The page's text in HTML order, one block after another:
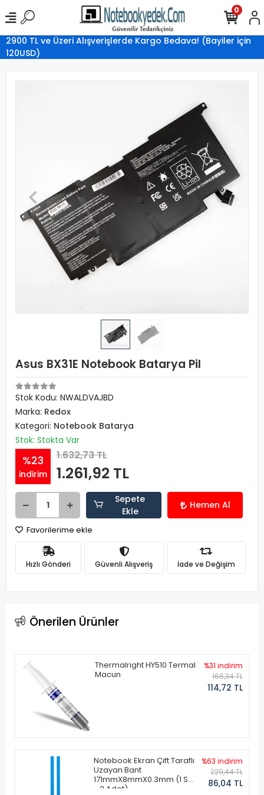
2900 TL ve Üzeri Alışverişlerde Kargo Bedava! (Bayiler için
120USD)
0
Asus BX31E Notebook Batarya Pil
Stok Kodu: NWALDVAJBD
Marka: Redox
Kategori: Notebook Batarya
Stok: Stokta Var
%23
indirim
1.632,73 TL
1.261,92 TL
Sepete
Ekle
Hemen Al
Favorilerime ekle
Hızlı Gönderi Güvenli Alışveriş İade ve Değişim
Önerilen Ürünler
Thermalright HY510 Termal
Macun
%31 indirim
166,34 TL
114,72 TL
Notebook Ekran Çift Taraflı
Uzayan Bant
171mmX8mmX0.3mm (1 Set
- 2 Adet)
%63 indirim
229,44 TL
86,04 TL